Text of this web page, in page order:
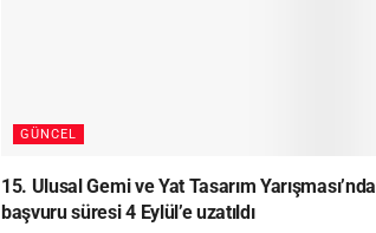
GÜNCEL
15. Ulusal Gemi ve Yat Tasarım Yarışması’nda
başvuru süresi 4 Eylül’e uzatıldı